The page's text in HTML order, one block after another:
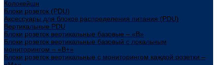
Колокейшн
Блоки розеток (PDU)
Аксессуары для блоков распределения питания (PDU)
Вертикальные PDU
Блоки розеток вертикальные базовые – «В»
Блоки розеток вертикальные базовый с локальным
мониторингом – «В+»
Блоки розеток вертикальные с мониторингом каждой розетки –